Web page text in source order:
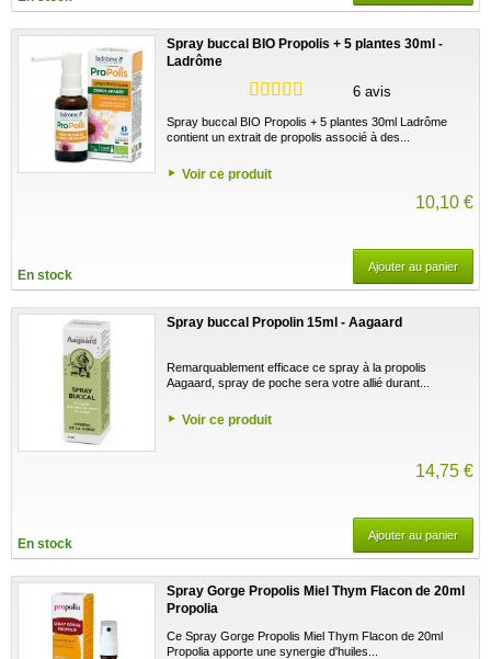
Spray buccal BIO Propolis + 5 plantes 30ml -
Ladrôme
6 avis
Spray buccal BIO Propolis + 5 plantes 30ml Ladrôme
contient un extrait de propolis associé à des...
Voir ce produit
10,10 €
En stock
Ajouter au panier
Spray buccal Propolin 15ml - Aagaard
Remarquablement efficace ce spray à la propolis
Aagaard, spray de poche sera votre allié durant...
Voir ce produit
14,75 €
En stock
Ajouter au panier
Spray Gorge Propolis Miel Thym Flacon de 20ml
Propolia
Ce Spray Gorge Propolis Miel Thym Flacon de 20ml
Propolia apporte une synergie d'huiles...